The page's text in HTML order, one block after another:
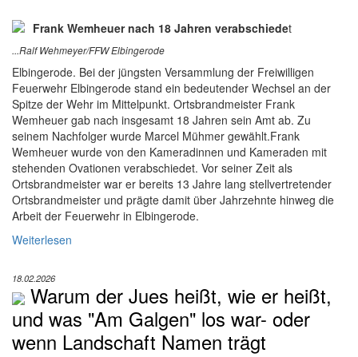
Frank Wemheuer nach 18 Jahren verabschiedet
...Ralf Wehmeyer/FFW Elbingerode
Elbingerode. Bei der jüngsten Versammlung der Freiwilligen
Feuerwehr Elbingerode stand ein bedeutender Wechsel an der
Spitze der Wehr im Mittelpunkt. Ortsbrandmeister Frank
Wemheuer gab nach insgesamt 18 Jahren sein Amt ab. Zu
seinem Nachfolger wurde Marcel Mühmer gewählt.Frank
Wemheuer wurde von den Kameradinnen und Kameraden mit
stehenden Ovationen verabschiedet. Vor seiner Zeit als
Ortsbrandmeister war er bereits 13 Jahre lang stellvertretender
Ortsbrandmeister und prägte damit über Jahrzehnte hinweg die
Arbeit der Feuerwehr in Elbingerode.
Weiterlesen
18.02.2026
Warum der Jues heißt, wie er heißt,
und was "Am Galgen" los war- oder
wenn Landschaft Namen trägt